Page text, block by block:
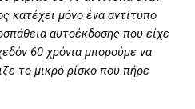
κατέχει μόνο ένα αντίτυπο
αυτοέκδοσης που είχε
60 χρόνια μπορούμε να
το μικρό ρίσκο που πήρε